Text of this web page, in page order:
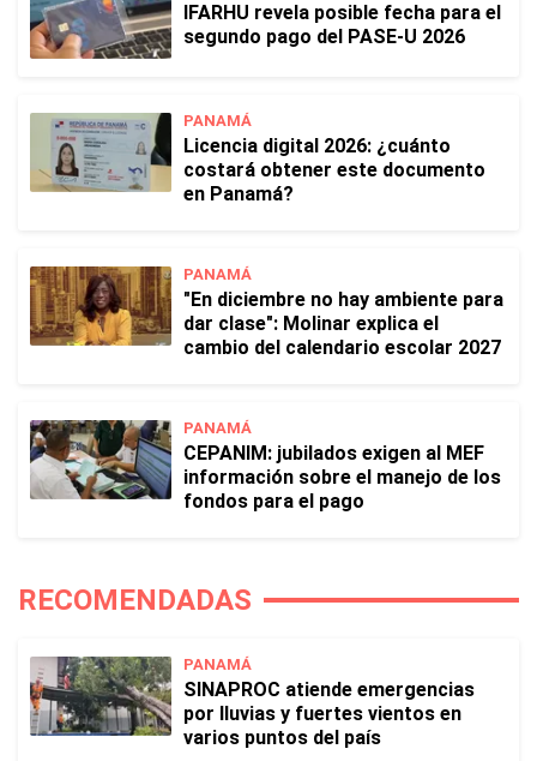
IFARHU revela posible fecha para el
segundo pago del PASE-U 2026
PANAMÁ
Licencia digital 2026: ¿cuánto
costará obtener este documento
en Panamá?
PANAMÁ
"En diciembre no hay ambiente para
dar clase": Molinar explica el
cambio del calendario escolar 2027
PANAMÁ
CEPANIM: jubilados exigen al MEF
información sobre el manejo de los
fondos para el pago
RECOMENDADAS
PANAMÁ
SINAPROC atiende emergencias
por lluvias y fuertes vientos en
varios puntos del país